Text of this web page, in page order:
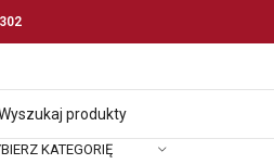
KATEGORIĘ